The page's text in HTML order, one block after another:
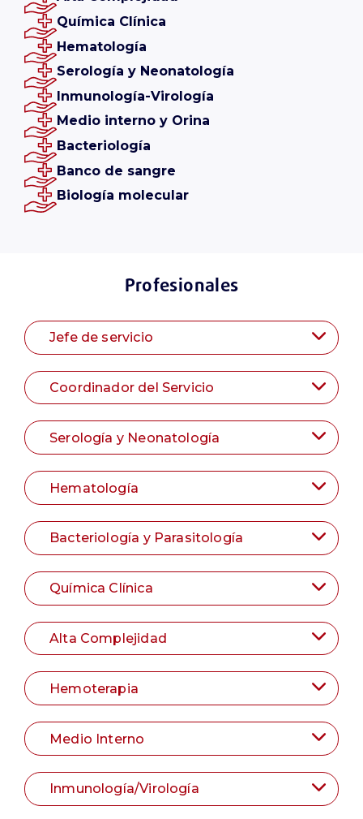
Química Clínica
Hematología
Serología y Neonatología
Inmunología-Virología
Medio interno y Orina
Bacteriología
Banco de sangre
Biología molecular
Profesionales
Jefe de servicio
Coordinador del Servicio
Serología y Neonatología
Hematología
Bacteriología y Parasitología
Química Clínica
Alta Complejidad
Hemoterapia
Medio Interno
Inmunología/Virología